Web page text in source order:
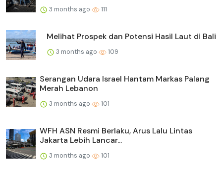
3 months ago 111
Melihat Prospek dan Potensi Hasil Laut di Bali
3 months ago 109
Serangan Udara Israel Hantam Markas Palang
Merah Lebanon
3 months ago 101
WFH ASN Resmi Berlaku, Arus Lalu Lintas
Jakarta Lebih Lancar...
3 months ago 101